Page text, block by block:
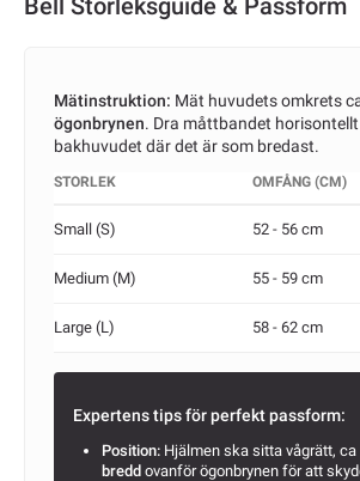
Bell Storleksguide & Passform
Mätinstruktion: Mät huvudets omkrets
ögonbrynen. Dra måttbandet
bakhuvudet där det är som bredast.
STORLEK OMFÅNG (CM)
Small (S) 52 - 56 cm
Medium (M) 55 - 59 cm
Large (L) 58 - 62 cm
Expertens tips för perfekt passform:
Position: Hjälmen ska sitta vågrätt, ca
bredd ovanför ögonbrynen för att